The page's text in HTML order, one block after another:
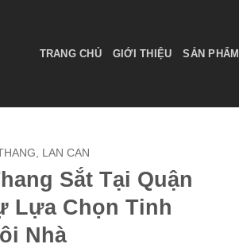
TRANG CHỦ GIỚI THIỆU SẢN PHẨM
LAN CAN
Sắt Tại Quận
Lựa Chọn Tinh
Nhà